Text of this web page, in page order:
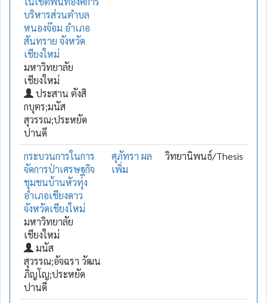
บริหารส่วนตำบล
หนองจ๊อม อำเภอ
สันทราย จังหวัด
เชียงใหม่
มหาวิทยาลัย
เชียงใหม่
ประสาน ตังสิ
กบุตร;มนัส
สุวรรณ;ประหยัด
ปานดี
กระบวนการในการ
จัดการป่าเศรษฐกิจ
ชุมชนบ้านหัวทุ่ง
อำเภอเชียงดาว
จังหวัดเชียงใหม่
มหาวิทยาลัย
เชียงใหม่
มนัส
สุวรรณ;อัจฉรา วัฒน
ภิญโญ;ประหยัด
ปานดี
ศุภัทรา ผล
เพิ่ม
วิทยานิพนธ์/Thesis